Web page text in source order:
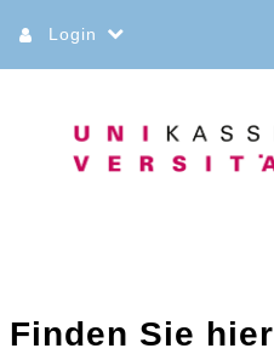
zum
Inhalt
Login
Finden Sie hier